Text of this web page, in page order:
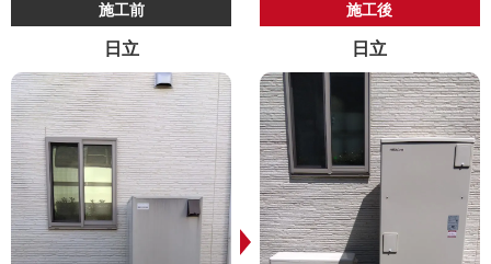
施工前
日立
施工後
日立